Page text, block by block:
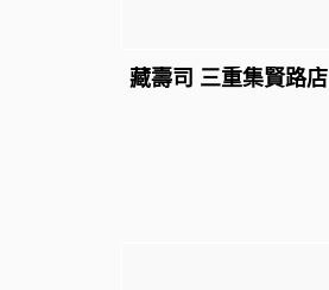
藏壽司 三重集賢路店